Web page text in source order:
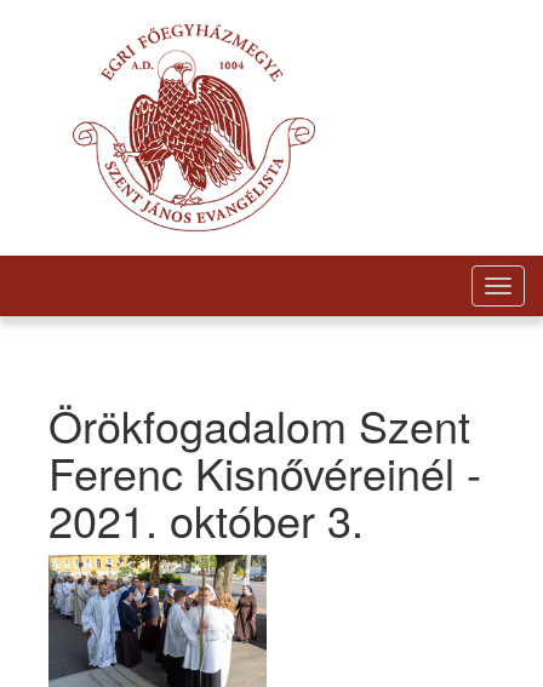
Örökfogadalom Szent
Ferenc Kisnővéreinél -
2021. október 3.